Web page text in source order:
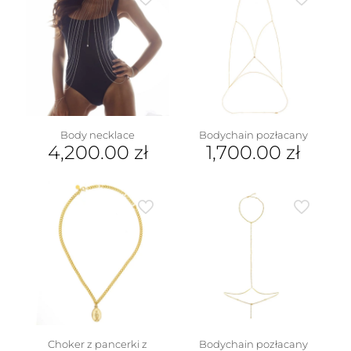
Body necklace
4,200.00 zł
Bodychain pozłacany
1,700.00 zł
Choker z pancerki z Bodychain pozłacany